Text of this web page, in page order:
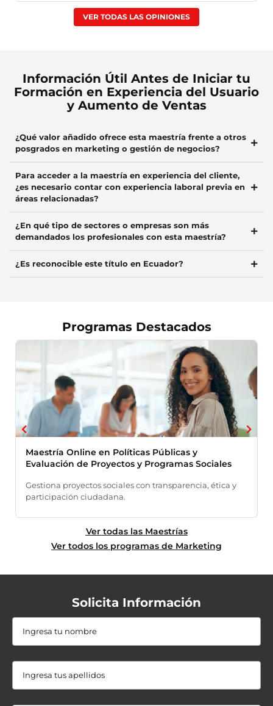
VER TODAS LAS OPINIONES
Información Útil Antes de Iniciar tu
Formación en Experiencia del Usuario
y Aumento de Ventas
¿Qué valor añadido ofrece esta maestría frente a otros
posgrados en marketing o gestión de negocios?
Para acceder a la maestría en experiencia del cliente,
¿es necesario contar con experiencia laboral previa en
áreas relacionadas?
¿En qué tipo de sectores o empresas son más
demandados los profesionales con esta maestría?
¿Es reconocible este título en Ecuador?
Programas Destacados
Maestría Online en Políticas Públicas y
Evaluación de Proyectos y Programas Sociales
Gestiona proyectos sociales con transparencia, ética y
participación ciudadana.
Ver todas las Maestrías
Ver todos los programas de Marketing
Solicita Información